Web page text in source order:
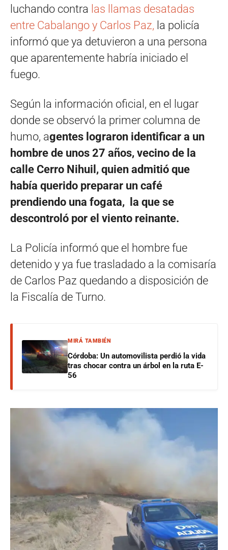
luchando contra las llamas desatadas
entre Cabalango y Carlos Paz, la policía
informó que ya detuvieron a una persona
que aparentemente habría iniciado el
fuego.
Según la información oficial, en el lugar
donde se observó la primer columna de
humo, agentes lograron identificar a un
hombre de unos 27 años, vecino de la
calle Cerro Nihuil, quien admitió que
había querido preparar un café
prendiendo una fogata, la que se
descontroló por el viento reinante.
La Policía informó que el hombre fue
detenido y ya fue trasladado a la comisaría
de Carlos Paz quedando a disposición de
la Fiscalía de Turno.
MIRÁ TAMBIÉN
Córdoba: Un automovilista perdió la vida
tras chocar contra un árbol en la ruta E-
56